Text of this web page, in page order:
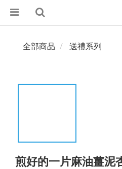
全部商品 送禮系列
煎好的一片麻油薑泥